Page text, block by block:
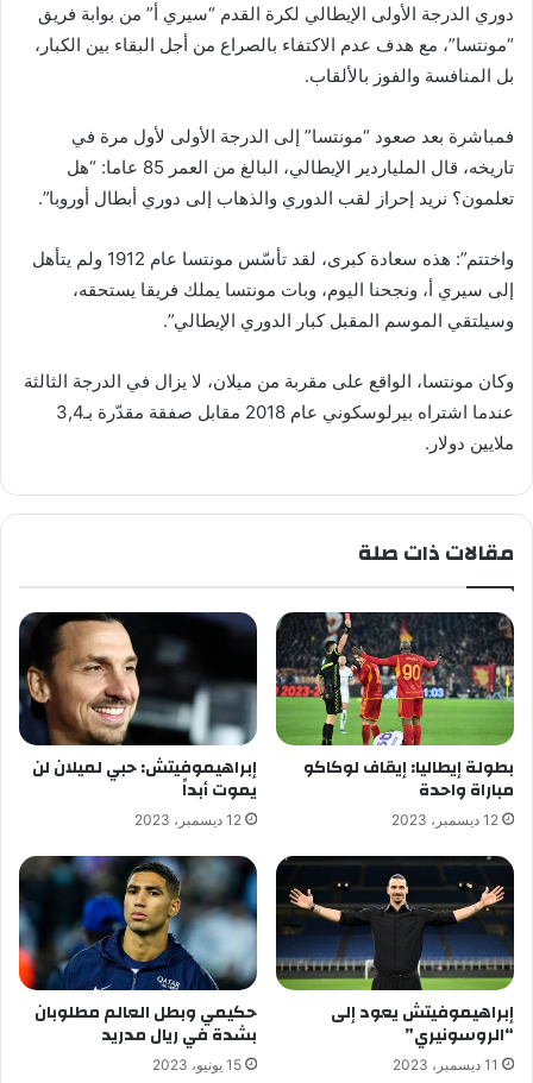
دوري الدرجة الأولى الإيطالي لكرة القدم “سيري أ” من بوابة فريق
“مونتسا”، مع هدف عدم الاكتفاء بالصراع من أجل البقاء بين الكبار،
بل المنافسة والفوز بالألقاب.
فمباشرة بعد صعود “مونتسا” إلى الدرجة الأولى لأول مرة في
تاريخه، قال الملياردير الإيطالي، البالغ من العمر 85 عاما: “هل
تعلمون؟ نريد إحراز لقب الدوري والذهاب إلى دوري أبطال أوروبا”.
واختتم”: هذه سعادة كبرى، لقد تأسّس مونتسا عام 1912 ولم يتأهل
إلى سيري أ، ونجحنا اليوم، وبات مونتسا يملك فريقا يستحقه،
وسيلتقي الموسم المقبل كبار الدوري الإيطالي”.
وكان مونتسا، الواقع على مقربة من ميلان، لا يزال في الدرجة الثالثة
عندما اشتراه بيرلوسكوني عام 2018 مقابل صفقة مقدّرة بـ3,4
ملايين دولار.
مقالات ذات صلة
بطولة إيطاليا: إيقاف لوكاكو
مباراة واحدة
12 ديسمبر، 2023
إبراهيموفيتش: حبي لميلان لن
يموت أبداً
12 ديسمبر، 2023
إبراهيموفيتش يعود إلى
“الروسونيري”
11 ديسمبر، 2023
حكيمي وبطل العالم مطلوبان
بشدة في ريال مدريد
15 يونيو، 2023